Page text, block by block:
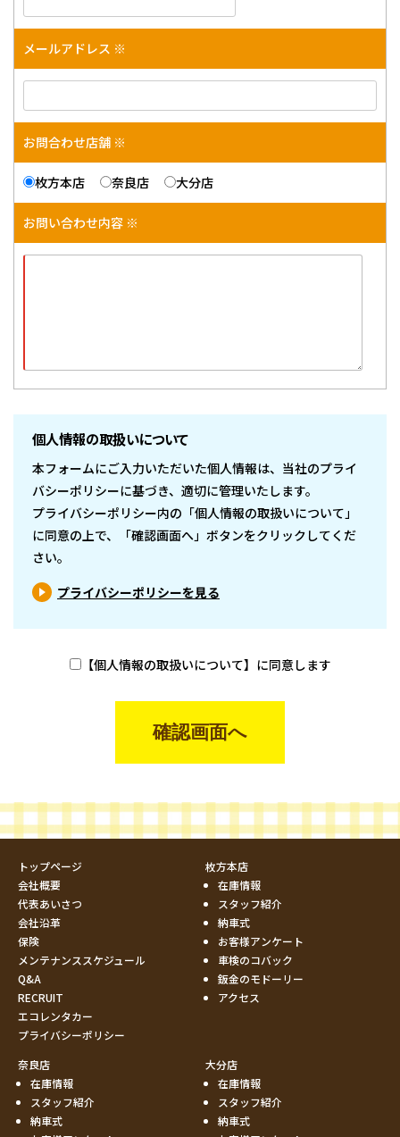
メールアドレス ※
お問合わせ店舗 ※
枚方本店 奈良店 大分店
お問い合わせ内容 ※
個人情報の取扱いについて
本フォームにご入力いただいた個人情報は、当社のプライ
バシーポリシーに基づき、適切に管理いたします。
プライバシーポリシー内の「個人情報の取扱いについて」
に同意の上で、「確認画面へ」ボタンをクリックしてくだ
さい。
プライバシーポリシーを見る
【個人情報の取扱いについて】に同意します
トップページ
会社概要
代表あいさつ
会社沿革
保険
メンテナンススケジュール
Q&A
RECRUIT
エコレンタカー
プライバシーポリシー
枚方本店
在庫情報
スタッフ紹介
納車式
お客様アンケート
車検のコバック
鈑金のモドーリー
アクセス
奈良店
在庫情報
スタッフ紹介
納車式
大分店
在庫情報
スタッフ紹介
納車式